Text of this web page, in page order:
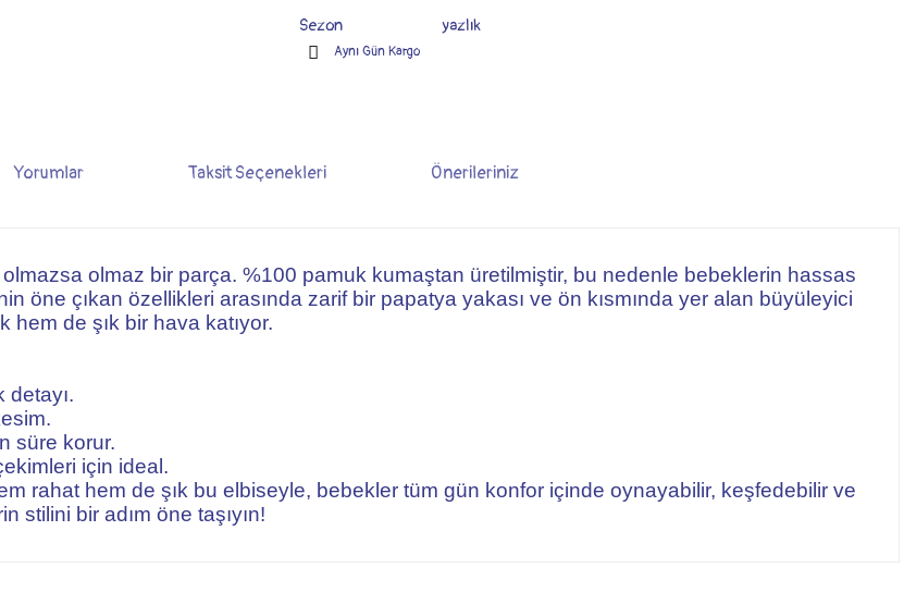
Sezon yazlık
Aynı Gün Kargo
Yorumlar Taksit Seçenekleri Önerileriniz
olmaz bir parça. %100 pamuk kumaştan üretilmiştir, bu nedenle bebeklerin hassas
öne çıkan özellikleri arasında zarif bir papatya yakası ve ön kısmında yer alan büyüleyici
hem de şık bir hava katıyor.
detayı.
süre korur.
için ideal.
rahat hem de şık bu elbiseyle, bebekler tüm gün konfor içinde oynayabilir, keşfedebilir ve
stilini bir adım öne taşıyın!